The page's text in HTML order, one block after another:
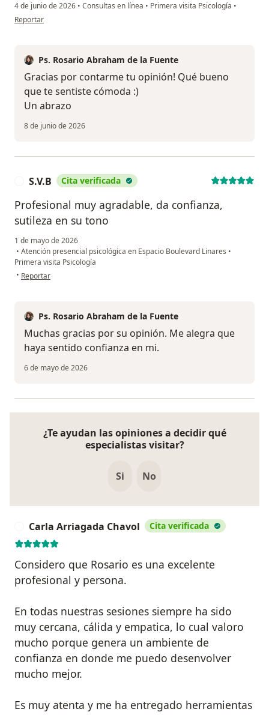
4 de junio de 2026 • Consultas en línea • Primera visita Psicología •
en opinión del usuario Ana Parra
Reportar
Ps. Rosario Abraham de la Fuente
Gracias por contarme tu opinión! Qué bueno
que te sentiste cómoda :)
Un abrazo
8 de junio de 2026
S.V.B Cita verificada
Profesional muy agradable, da confianza,
sutileza en su tono
1 de mayo de 2026
• Atención presencial psicológica en Espacio Boulevard Linares •
Primera visita Psicología
• en opinión del usuario S.V.B
Reportar
Ps. Rosario Abraham de la Fuente
Muchas gracias por su opinión. Me alegra que
haya sentido confianza en mi.
6 de mayo de 2026
¿Te ayudan las opiniones a decidir qué
especialistas visitar?
Si No
Carla Arriagada Chavol Cita verificada
Considero que Rosario es una excelente
profesional y persona.
En todas nuestras sesiones siempre ha sido
muy cercana, cálida y empatica, lo cual valoro
mucho porque genera un ambiente de
confianza en donde me puedo desenvolver
mucho mejor.
Es muy atenta y me ha entregado herramientas